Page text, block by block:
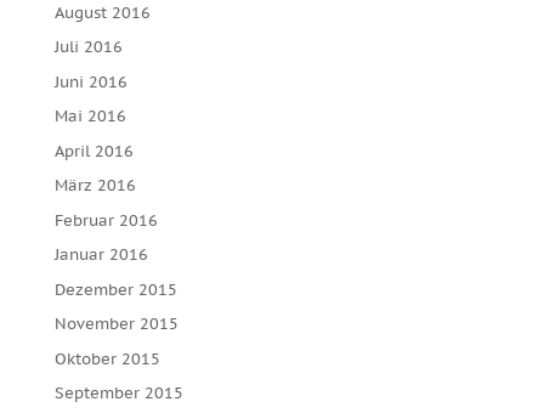
August 2016
Juli 2016
Juni 2016
Mai 2016
April 2016
März 2016
Februar 2016
Januar 2016
Dezember 2015
November 2015
Oktober 2015
September 2015